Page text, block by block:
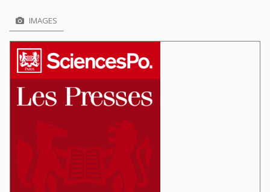
IMAGES